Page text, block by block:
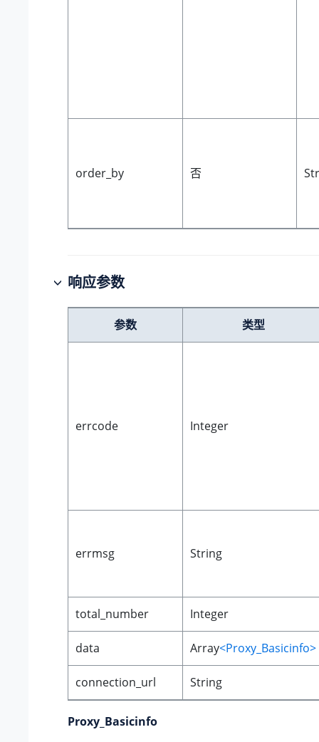
order_by 否
响应参数
参数 类型
errcode Integer
errmsg String
total_number Integer
data Array<Proxy_Basicinfo>
connection_url String
Proxy_Basicinfo